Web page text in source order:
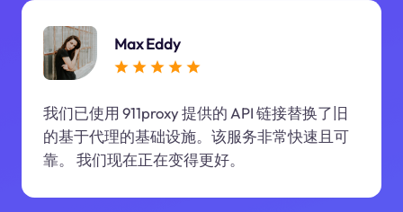
Max Eddy
我们已使用 911proxy 提供的 API 链接替换了旧
的基于代理的基础设施。该服务非常快速且可
靠。 我们现在正在变得更好。